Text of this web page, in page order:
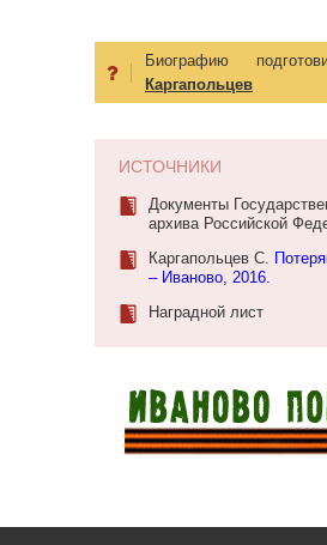
Биографию
Каргапольцев
ИСТОЧНИКИ
Документы
архива Российской
Каргапольцев С.
– Иваново, 2016.
Наградной лист